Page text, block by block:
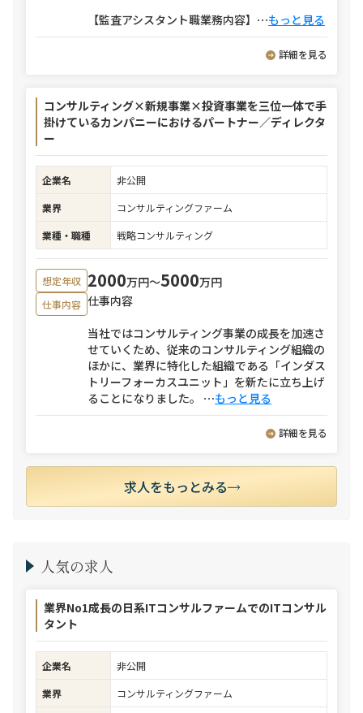
【監査アシスタント職業務内容】 ⋯もっと見る
詳細を見る
コンサルティング×新規事業×投資事業を三位一体で手
掛けているカンパニーにおけるパートナー／ディレクタ
ー
企業名
非公開
業界
コンサルティングファーム
業種・職種
戦略コンサルティング
想定年収 2000万円〜5000万円
仕事内容 仕事内容
当社ではコンサルティング事業の成長を加速さ
せていくため、従来のコンサルティング組織の
ほかに、業界に特化した組織である「インダス
トリーフォーカスユニット」を新たに立ち上げ
ることになりました。 ⋯もっと見る
詳細を見る
求人をもっとみる
人気の求人
業界No1成長の日系ITコンサルファームでのITコンサル
タント
企業名
非公開
業界
コンサルティングファーム